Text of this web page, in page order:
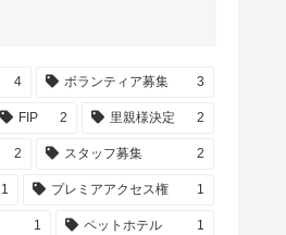
4 ボランティア募集 3
FIP 2 里親様決定 2
2 スタッフ募集 2
1 プレミアアクセス権 1
1 ペットホテル 1